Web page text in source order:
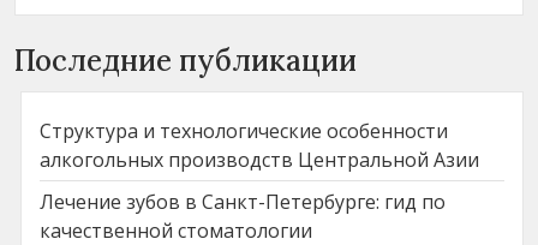
Последние публикации
Структура и технологические особенности
алкогольных производств Центральной Азии
Лечение зубов в Санкт-Петербурге: гид по
качественной стоматологии